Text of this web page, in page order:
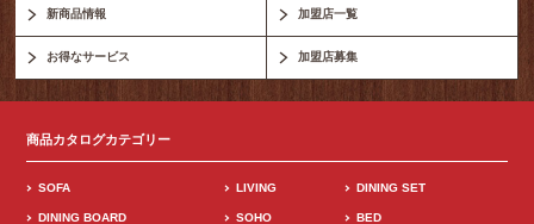
新商品情報 加盟店一覧
お得なサービス 加盟店募集
商品カタログカテゴリー
SOFA LIVING DINING SET
DINING BOARD SOHO BED